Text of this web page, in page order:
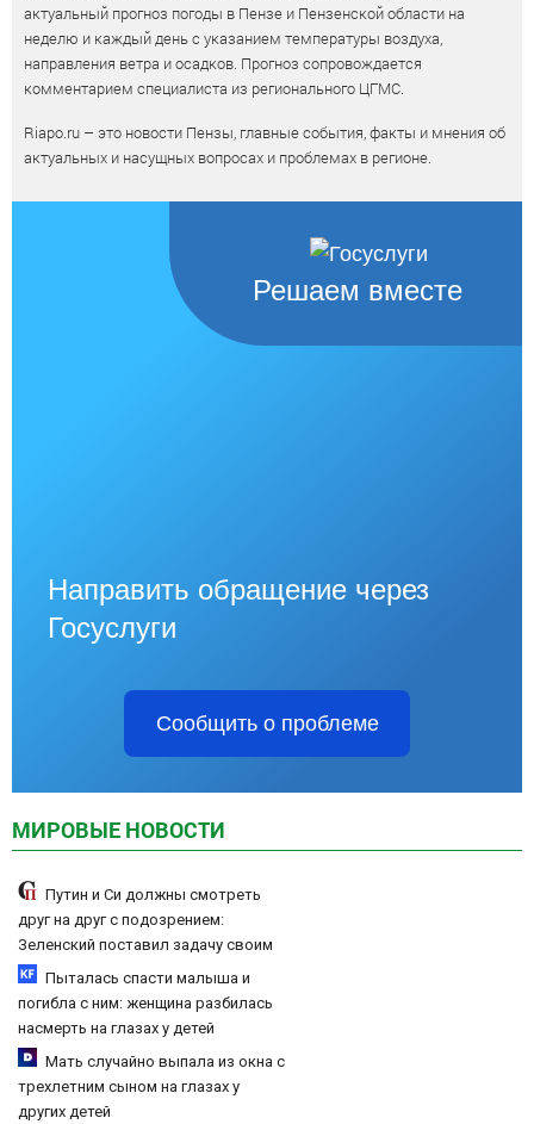
актуальный прогноз погоды в Пензе и Пензенской области на
неделю и каждый день с указанием температуры воздуха,
направления ветра и осадков. Прогноз сопровождается
комментарием специалиста из регионального ЦГМС.
Riapo.ru – это новости Пензы, главные события, факты и мнения об
актуальных и насущных вопросах и проблемах в регионе.
Решаем вместе
Направить обращение через
Госуслуги
Сообщить о проблеме
МИРОВЫЕ НОВОСТИ
Путин и Си должны смотреть
друг на друг с подозрением:
Зеленский поставил задачу своим
дипломатам
Пыталась спасти малыша и
погибла с ним: женщина разбилась
насмерть на глазах у детей
06/08/2026 – Новости
Мать случайно выпала из окна с
трехлетним сыном на глазах у
других детей